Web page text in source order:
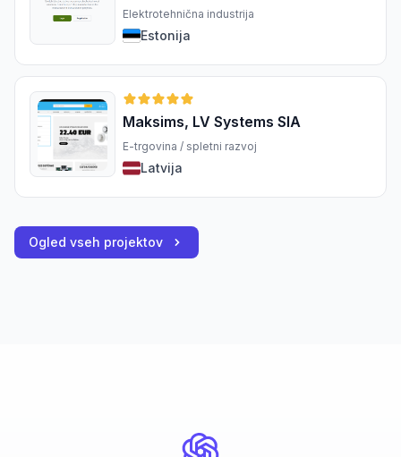
Elektrotehnična industrija
Estonija
Maksims, LV Systems SIA
E-trgovina / spletni razvoj
Latvija
Ogled vseh projektov